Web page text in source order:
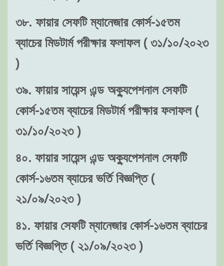
৩৮. ফায়ার সেফটি ম্যানেজার কোর্স-১৫তম
ব্যাচের মিডটার্ম পরীক্ষার ফলাফল ( ৩১/১০/২০২৩
)
৩৯. ফায়ার সায়েন্স এন্ড অক্যুপেশনাল সেফটি
কোর্স-১৫তম ব্যাচের মিডটার্ম পরীক্ষার ফলাফল (
৩১/১০/২০২৩ )
৪০. ফায়ার সায়েন্স এন্ড অক্যুপেশনাল সেফটি
কোর্স-১৬তম ব্যাচের ভর্তি বিজ্ঞপ্তি (
২১/০৯/২০২৩ )
৪১. ফায়ার সেফটি ম্যানেজার কোর্স-১৬তম ব্যাচের
ভর্তি বিজ্ঞপ্তি ( ২১/০৯/২০২৩ )